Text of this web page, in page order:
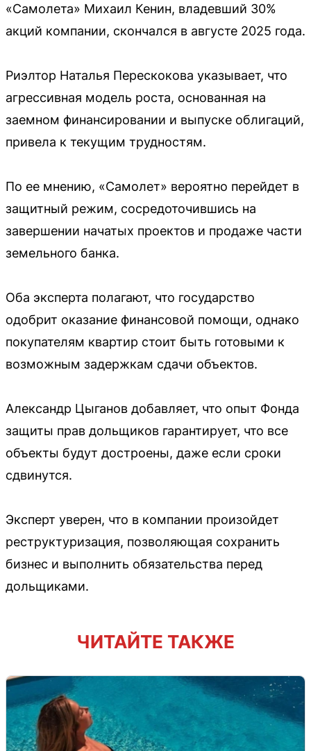
«Самолета» Михаил Кенин, владевший 30%
акций компании, скончался в августе 2025 года.
Риэлтор Наталья Перескокова указывает, что
агрессивная модель роста, основанная на
заемном финансировании и выпуске облигаций,
привела к текущим трудностям.
По ее мнению, «Самолет» вероятно перейдет в
защитный режим, сосредоточившись на
завершении начатых проектов и продаже части
земельного банка.
Оба эксперта полагают, что государство
одобрит оказание финансовой помощи, однако
покупателям квартир стоит быть готовыми к
возможным задержкам сдачи объектов.
Александр Цыганов добавляет, что опыт Фонда
защиты прав дольщиков гарантирует, что все
объекты будут достроены, даже если сроки
сдвинутся.
Эксперт уверен, что в компании произойдет
реструктуризация, позволяющая сохранить
бизнес и выполнить обязательства перед
дольщиками.
ЧИТАЙТЕ ТАКЖЕ